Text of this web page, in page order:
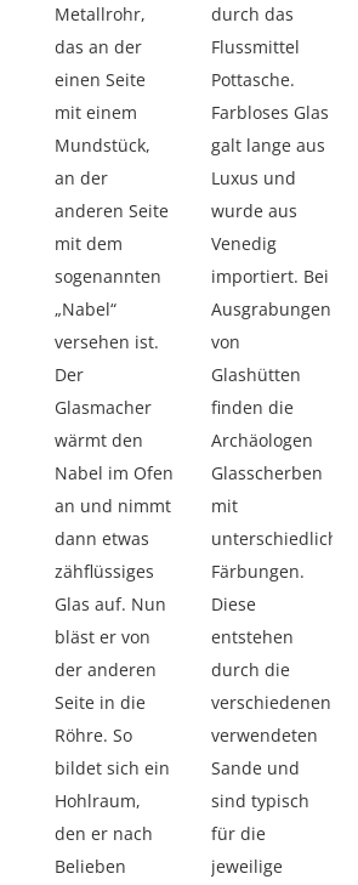
Metallrohr,
das an der
einen Seite
mit einem
Mundstück,
an der
anderen Seite
mit dem
sogenannten
„Nabel“
versehen ist.
Der
Glasmacher
wärmt den
Nabel im Ofen
an und nimmt
dann etwas
zähflüssiges
Glas auf. Nun
bläst er von
der anderen
Seite in die
Röhre. So
bildet sich ein
Hohlraum,
den er nach
Belieben
durch das
Flussmittel
Pottasche.
Farbloses Glas
galt lange aus
Luxus und
wurde aus
Venedig
importiert. Bei
Ausgrabungen
von
Glashütten
finden die
Archäologen
Glasscherben
mit
unterschiedlichen
Färbungen.
Diese
entstehen
durch die
verschiedenen
verwendeten
Sande und
sind typisch
für die
jeweilige